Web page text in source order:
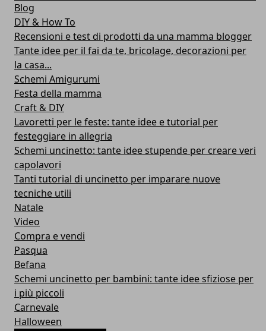
Blog
DIY & How To
Recensioni e test di prodotti da una mamma blogger
Tante idee per il fai da te, bricolage, decorazioni per
la casa...
Schemi Amigurumi
Festa della mamma
Craft & DIY
Lavoretti per le feste: tante idee e tutorial per
festeggiare in allegria
Schemi uncinetto: tante idee stupende per creare veri
capolavori
Tanti tutorial di uncinetto per imparare nuove
tecniche utili
Natale
Video
Compra e vendi
Pasqua
Befana
Schemi uncinetto per bambini: tante idee sfiziose per
i più piccoli
Carnevale
Halloween